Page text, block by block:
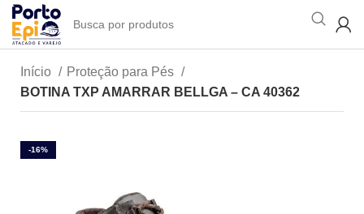
Início
Proteção para Pés
BOTINA TXP AMARRAR BELLGA – CA 40362
-16%